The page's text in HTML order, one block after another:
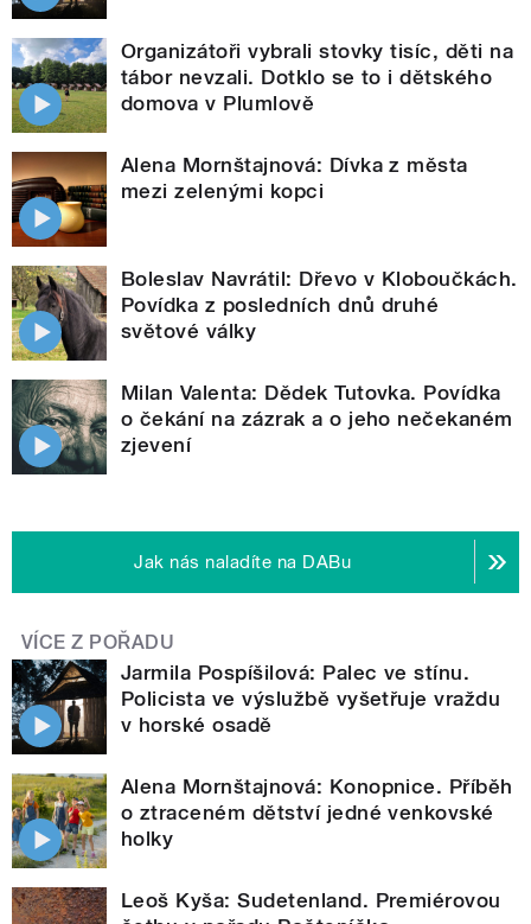
Organizátoři vybrali stovky tisíc, děti na
tábor nevzali. Dotklo se to i dětského
domova v Plumlově
Alena Mornštajnová: Dívka z města
mezi zelenými kopci
Boleslav Navrátil: Dřevo v Kloboučkách.
Povídka z posledních dnů druhé
světové války
Milan Valenta: Dědek Tutovka. Povídka
o čekání na zázrak a o jeho nečekaném
zjevení
Jak nás naladíte na DABu
VÍCE Z POŘADU
Jarmila Pospíšilová: Palec ve stínu.
Policista ve výslužbě vyšetřuje vraždu
v horské osadě
Alena Mornštajnová: Konopnice. Příběh
o ztraceném dětství jedné venkovské
holky
Leoš Kyša: Sudetenland. Premiérovou